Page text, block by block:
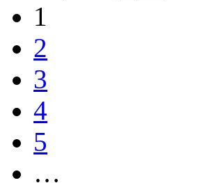
1
2
3
4
5
…